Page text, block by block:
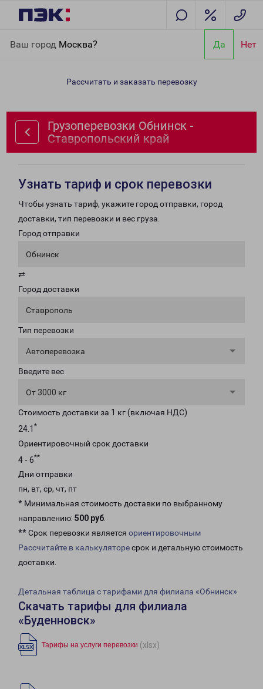
Ваш город Москва? Да Нет
Ставропольский край
Рассчитать и заказать перевозку
Грузоперевозки Обнинск -
Ставропольский край
Узнать тариф и срок перевозки
Чтобы узнать тариф, укажите город отправки, город
доставки, тип перевозки и вес груза.
Город отправки
Обнинск
⇄
Город доставки
Ставрополь
Тип перевозки
Автоперевозка
Введите вес
От 3000 кг
Стоимость доставки за 1 кг (включая НДС)
24.1 *
Ориентировочный срок доставки
4 - 6**
Дни отправки
пн, вт, ср, чт, пт
* Минимальная стоимость доставки по выбранному
направлению: 500 руб.
** Срок перевозки является ориентировочным
Рассчитайте в калькуляторесрок и детальную стоимость
доставки.
Детальная таблица с тарифами для филиала «Обнинск»
Скачать тарифы для филиала
«Буденновск»
Тарифы на услуги перевозки (xlsx)